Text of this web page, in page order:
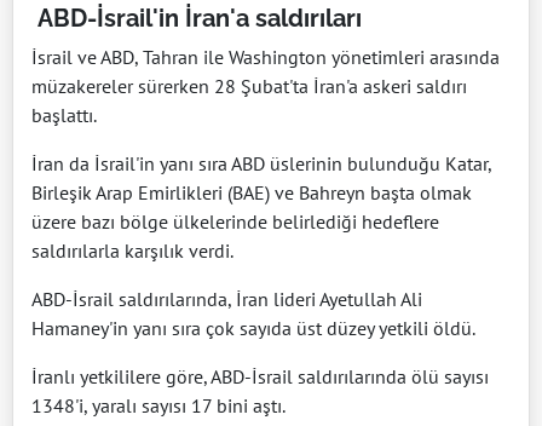
⁠ABD-İsrail'in İran'a saldırıları
İsrail ve ABD, Tahran ile Washington yönetimleri arasında
müzakereler sürerken 28 Şubat'ta İran'a askeri saldırı
başlattı.
İran da İsrail'in yanı sıra ABD üslerinin bulunduğu Katar,
Birleşik Arap Emirlikleri (BAE) ve Bahreyn başta olmak
üzere bazı bölge ülkelerinde belirlediği hedeflere
saldırılarla karşılık verdi.
ABD-İsrail saldırılarında, İran lideri Ayetullah Ali
Hamaney'in yanı sıra çok sayıda üst düzey yetkili öldü.
İranlı yetkililere göre, ABD-İsrail saldırılarında ölü sayısı
1348'i, yaralı sayısı 17 bini aştı.